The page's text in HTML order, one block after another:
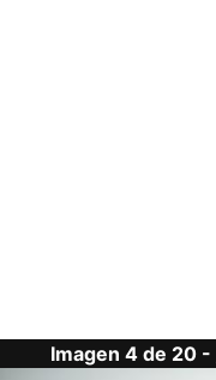
Imagen 4 de 20 -